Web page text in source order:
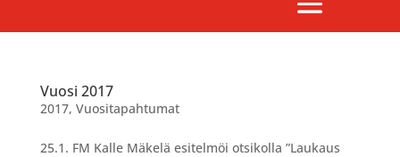
Vuosi 2017
2017, Vuositapahtumat
25.1. FM Kalle Mäkelä esitelmöi otsikolla ”Laukaus